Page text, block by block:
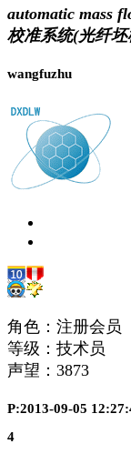
automatic mass
校准系统(光纤
wangfuzhu
角色：注册会员
等级：技术员
声望： 3873
P:2013-09-05
4